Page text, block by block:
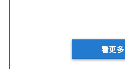
車？...
看更多